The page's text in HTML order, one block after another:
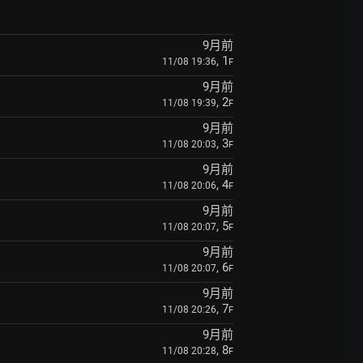
9月前
11/08 19:36, 1 F
9月前
11/08 19:39, 2F
9月前
11/08 20:03, 3F
9月前
11/08 20:06, 4F
9月前
11/08 20:07, 5F
9月前
11/08 20:07, 6F
9月前
11/08 20:26, 7F
9月前
11/08 20:28, 8F